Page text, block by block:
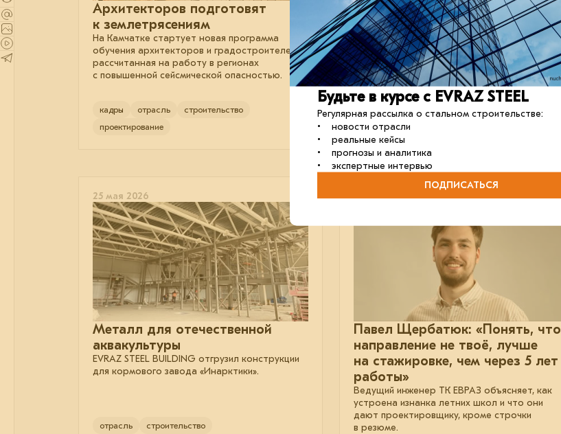
Архитекторов подготовят
к землетрясениям
На Камчатке стартует новая программа
обучения архитекторов и градостроителей,
рассчитанная на работу в регионах
с повышенной сейсмической опасностью.
кадры отрасль
строительство
проектирование
Мост между двумя странами
Запуск движения по первому в истории
прямому автодорожному переходу между
Россией и КНДР намечен на лето 2026 г.
строительство
25 мая 2026
Металл для отечественной
аквакультуры
EVRAZ STEEL BUILDING отгрузил конструкции
для кормового завода «Инарктики».
отрасль
строительство
25 мая 2026
Павел Щербатюк: «Понять, что
направление не твоё, лучше
на стажировке, чем через 5 лет
работы»
Ведущий инженер ТК ЕВРАЗ объясняет, как
устроена изнанка летних школ и что они
дают проектировщику, кроме строчки
в резюме.
Будьте в курсе с EVRAZ STEEL
Регулярная рассылка о стальном строительстве:
• новости отрасли
• реальные кейсы
• прогнозы и аналитика
• экспертные интервью
ПОДПИСАТЬСЯ